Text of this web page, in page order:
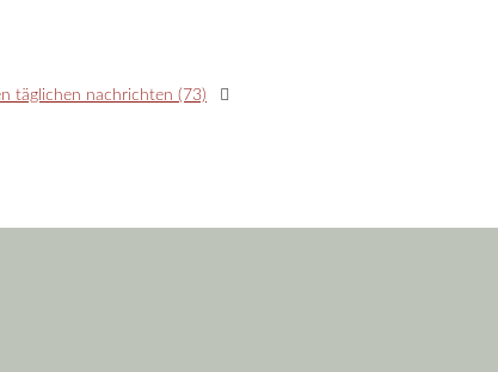
täglichen nachrichten (73)